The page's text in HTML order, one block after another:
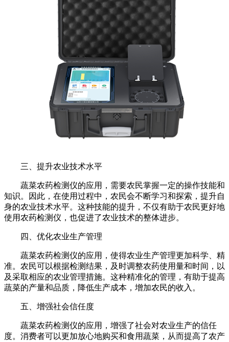
三、提升农业技术水平
蔬菜农药检测仪的应用，需要农民掌握一定的操作技能和
知识。因此，在使用过程中，农民会不断学习和探索，提升自
身的农业技术水平。这种技能的提升，不仅有助于农民更好地
使用农药检测仪，也促进了农业技术的整体进步。
四、优化农业生产管理
蔬菜农药检测仪的应用，使得农业生产管理更加科学、精
准。农民可以根据检测结果，及时调整农药使用量和时间，以
及采取相应的农业管理措施。这种精准化的管理，有助于提高
蔬菜的产量和品质，降低生产成本，增加农民的收入。
五、增强社会信任度
蔬菜农药检测仪的应用，增强了社会对农业生产的信任
度。消费者可以更加放心地购买和食用蔬菜，从而提高了农产